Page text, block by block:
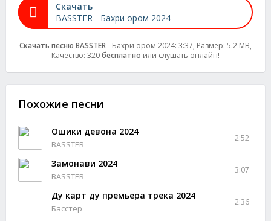
Скачать
BASSTER - Бахри ором 2024
Скачать песню BASSTER- Бахри ором 2024: 3:37, Размер: 5.2 MB,
Качество: 320бесплатно или слушать онлайн!
Похожие песни
Ошики девона 2024
BASSTER
2:52
Замонави 2024
BASSTER
3:07
Ду карт ду премьера трека 2024
Басстер
2:36